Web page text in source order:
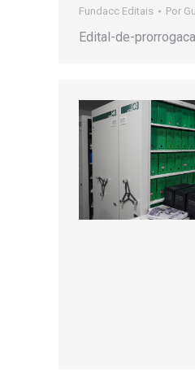
Fundacc Editais Por
Edital-de-